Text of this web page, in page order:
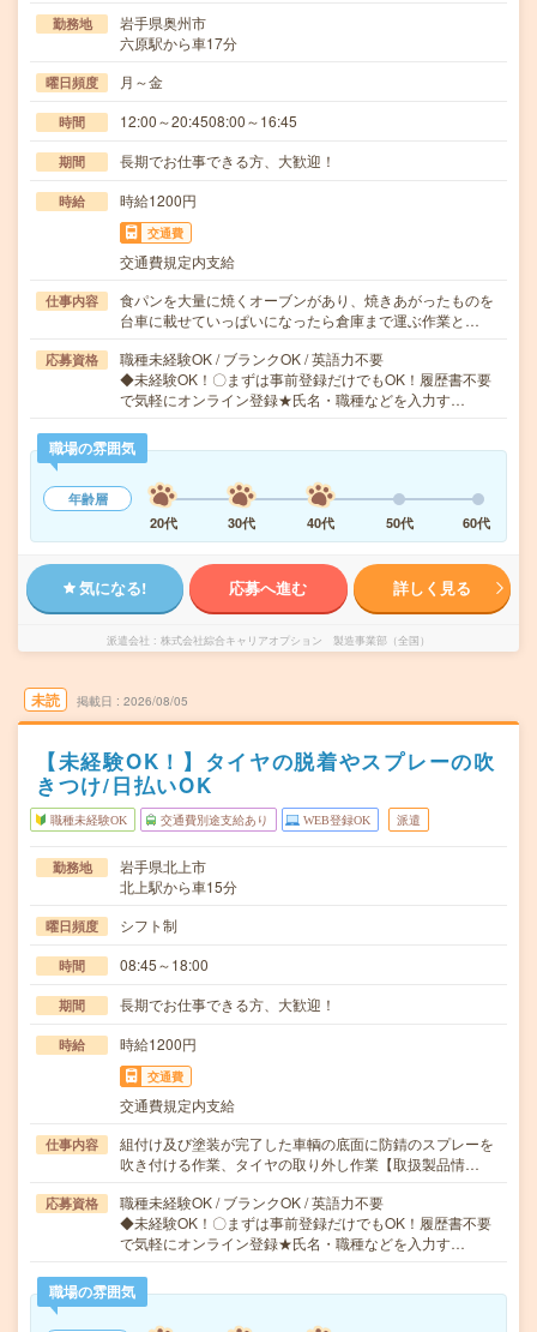
勤務地
岩手県奥州市
六原駅から車17分
曜日頻度 月～金
時間 12:00～20:4508:00～16:45
期間 長期でお仕事できる方、大歓迎！
時給 時給1200円
交通費
交通費規定内支給
仕事内容
食パンを大量に焼くオーブンがあり、焼きあがったものを
台車に載せていっぱいになったら倉庫まで運ぶ作業と…
応募資格
職種未経験OK / ブランクOK / 英語力不要
◆未経験OK！〇まずは事前登録だけでもOK！履歴書不要
で気軽にオンライン登録★氏名・職種などを入力す…
職場の雰囲気
年齢層
20代
30代 40代 50代 60代
気になる! 応募へ進む 詳しく見る
派遣会社 株式会社綜合キャリアオプション 製造事業部（全国）
未読 掲載日 2026/08/05
【未経験OK！】タイヤの脱着やスプレーの吹
きつけ/日払いOK
職種未経験OK 交通費別途支給あり WEB登録OK 派遣
勤務地
岩手県北上市
北上駅から車15分
曜日頻度 シフト制
時間 08:45～18:00
期間 長期でお仕事できる方、大歓迎！
時給 時給1200円
交通費
交通費規定内支給
仕事内容
組付け及び塗装が完了した車輌の底面に防錆のスプレーを
吹き付ける作業、タイヤの取り外し作業【取扱製品情…
応募資格
職種未経験OK / ブランクOK / 英語力不要
◆未経験OK！〇まずは事前登録だけでもOK！履歴書不要
で気軽にオンライン登録★氏名・職種などを入力す…
職場の雰囲気